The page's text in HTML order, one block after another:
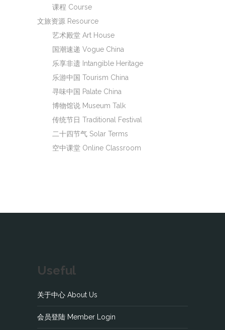
课程 Course
文旅资源 Resource
艺术殿堂 Art House
国潮速递 Vogue China
乐享非遗 Intangible Heritage
乐游中国 Tourism China
寻味中国 Palate China
博物馆说 Museum Talk
传统节日 Traditional Festival
二十四节气 Solar Terms
空中课堂 Online Classroom
Useful
关于中心 About Us
会员登陆 Member Login